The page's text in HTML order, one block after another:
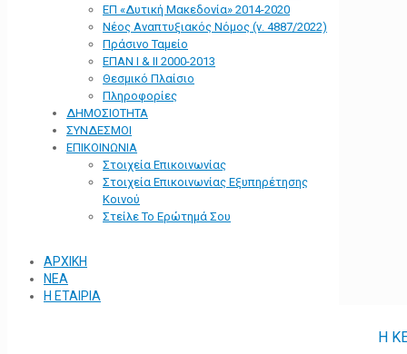
ΕΠ «Δυτική Μακεδονία» 2014-2020
Νέος Αναπτυξιακός Νόμος (ν. 4887/2022)
Πράσινο Ταμείο
ΕΠΑΝ Ι & ΙΙ 2000-2013
Θεσμικό Πλαίσιο
Πληροφορίες
ΔΗΜΟΣΙΟΤΗΤΑ
ΣΥΝΔΕΣΜΟΙ
ΕΠΙΚΟΙΝΩΝΙΑ
Στοιχεία Επικοινωνίας
Στοιχεία Επικοινωνίας Εξυπηρέτησης
Κοινού
Στείλε Το Ερώτημά Σου
ΑΡΧΙΚΗ
ΝΕΑ
Η ΕΤΑΙΡΙΑ
Η